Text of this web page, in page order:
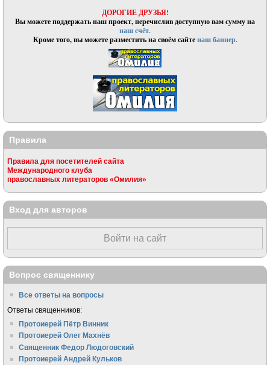
ДОРОГИЕ ДРУЗЬЯ!
Вы можете поддержать наш проект, перечислив доступную вам сумму на
наш счёт.
Кроме того, вы можете разместить на своём сайтенаш баннер.
Правила
Правила для посетителей сайта
Международного клуба
православных литераторов «Омилия»
Вход для авторов
Войти на сайт
Вопрос священнику
Все ответы на вопросы
Ответы священников:
Протоиерей Пётр Винник
Протоиерей Олег Махнёв
Священник Федор Людоговский
Протоиерей Андрей Кульков